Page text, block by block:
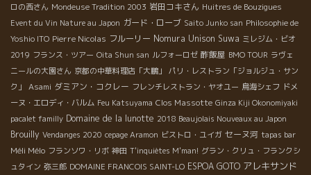
ロの西さん Mondeuse Tradition 2003 岩田コキさん Huitres de Bouzigues
Event du Vin Nature au Japon ガード・ローブ Saito Junko san Philosophie de
Yoshio ITO Pierre Nicolas フルーリー Nomura Unison Suwa ミレジム・ビオ
2019 フランス・ツアー Oita Shun san ルフォーロゼ 酢飯屋 BMO TOUR ラヴェ
ニールの大園さん 京都の中華料理店「大鵬」
パリ・レストラン「ジョルジュ・サン
ク」
Asami ダミアン・コクレー フレンチレストラン・ヤオユー 鳥海シェフ ドメ
ーヌ・エロディ・バルム Feu Katsuyama Clos Massotte Ginza Kiji Okonomiyaki
pacalet familly Domaine de la lunotte 2018 Beaujolais Nouveaux au Japon
Brouilly Vendanges 2020 cepage Aramon ビストロ・ユイガ セーヌ河 tapas bar
Méli Mélo フランソワ・リボ 神田 T'inquiètes M'man! グラン・クリュ・フランクシ
ュタイン 弥三郎 DOMAINE FRANCOIS SAINT-LO ESPOA GOTO アレキサンド